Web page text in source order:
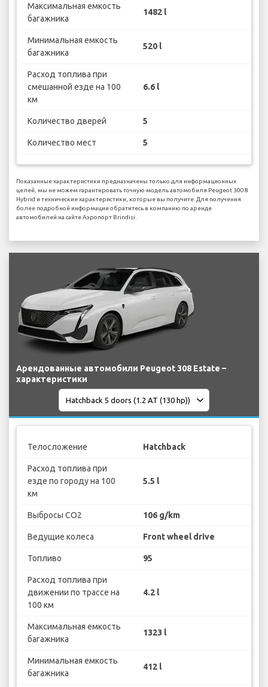
Максимальная емкость
багажника
1482 l
Минимальная емкость
багажника
520 l
Расход топлива при
смешанной езде на 100
км
6.6 l
Количество дверей 5
Количество мест 5
Показанные характеристики предназначены только для информационных
целей, мы не можем гарантировать точную модель автомобиля Peugeot 3008
Hybrid и технические характеристики, которые вы получите. Для получения
более подробной информации обратитесь в компанию по аренде
автомобилей на сайте Аэропорт Brindisi.
Арендованные автомобили Peugeot 308 Estate –
характеристики
Телосложение Hatchback
Расход топлива при
езде по городу на 100
км
5.5 l
Выбросы CO2 106 g/km
Ведущие колеса Front wheel drive
Топливо 95
Расход топлива при
движении по трассе на
100 км
4.2 l
Максимальная емкость
багажника
1323 l
Минимальная емкость
багажника
412 l